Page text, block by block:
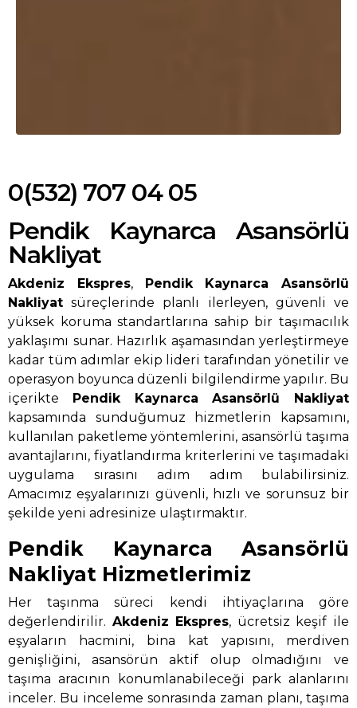
0(532) 707 04 05
Pendik Kaynarca Asansörlü
Nakliyat
Akdeniz Ekspres,
Pendik Kaynarca Asansörlü
Nakliyat süreçlerinde planlı ilerleyen, güvenli ve
yüksek koruma standartlarına sahip bir taşımacılık
yaklaşımı sunar. Hazırlık aşamasından yerleştirmeye
kadar tüm adımlar ekip lideri tarafından yönetilir ve
operasyon boyunca düzenli bilgilendirme yapılır. Bu
içerikte
Pendik Kaynarca Asansörlü Nakliyat
kapsamında sunduğumuz hizmetlerin kapsamını,
kullanılan paketleme yöntemlerini, asansörlü taşıma
avantajlarını, fiyatlandırma kriterlerini ve taşımadaki
uygulama sırasını adım adım bulabilirsiniz.
Amacımız eşyalarınızı güvenli, hızlı ve sorunsuz bir
şekilde yeni adresinize ulaştırmaktır.
Pendik Kaynarca Asansörlü
Nakliyat Hizmetlerimiz
Her taşınma süreci kendi ihtiyaçlarına göre
değerlendirilir. Akdeniz Ekspres, ücretsiz keşif ile
eşyaların hacmini, bina kat yapısını, merdiven
genişliğini, asansörün aktif olup olmadığını ve
taşıma aracının konumlanabileceği park alanlarını
inceler. Bu inceleme sonrasında zaman planı, taşıma